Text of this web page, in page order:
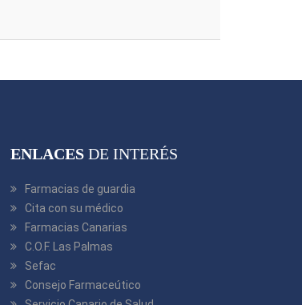
ENLACESDE INTERÉS
Farmacias de guardia
Cita con su médico
Farmacias Canarias
C.O.F. Las Palmas
Sefac
Consejo Farmaceútico